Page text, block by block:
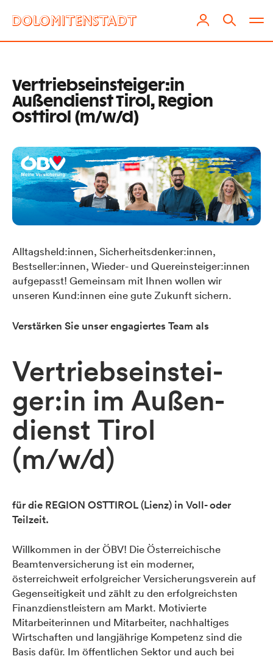
Vertriebseinsteiger:in
Außendienst Tirol, Region
Osttirol (m/w/d)
Alltagsheld:innen, Sicherheitsdenker:innen,
Bestseller:innen, Wieder- und Quereinsteiger:innen
aufgepasst! Gemeinsam mit Ihnen wollen wir
unseren Kund:innen eine gute Zukunft sichern.
Verstärken Sie unser engagiertes Team als
Vertriebseinstei­
ger:in im Außen­
dienst Tirol
(m/w/d)
für die REGION OSTTIROL (Lienz) in Voll- oder
Teilzeit.
Willkommen in der ÖBV! Die Österreichische
Beamtenversicherung ist ein moderner,
österreichweit erfolgreicher Versicherungsverein auf
Gegenseitigkeit und zählt zu den erfolgreichsten
Finanzdienstleistern am Markt. Motivierte
Mitarbeiterinnen und Mitarbeiter, nachhaltiges
Wirtschaften und langjährige Kompetenz sind die
Basis dafür. Im öffentlichen Sektor und auch bei